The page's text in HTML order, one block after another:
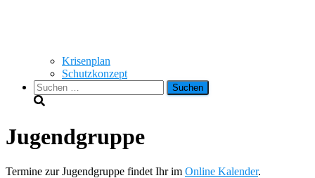
Krisenplan
Schutzkonzept
Suchen
nach:
Jugendgruppe
Termine zur Jugendgruppe findet Ihr im Online Kalender.